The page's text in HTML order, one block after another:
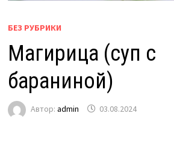
БЕЗ РУБРИКИ
Магирица (суп с
бараниной)
Автор: admin 03.08.2024